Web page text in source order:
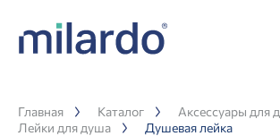
Главная Каталог
Аксессуары для
Лейки для душа
Душевая лейка